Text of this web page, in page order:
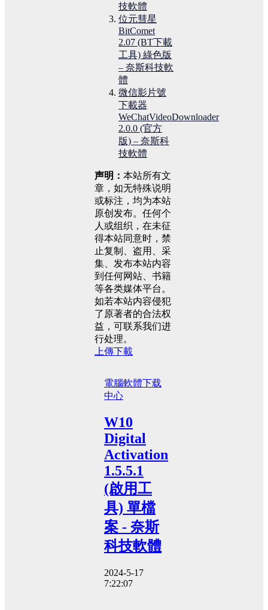
技軟體
位元彗星
BitComet
2.07 (BT下載
工具) 綠色版
– 奈斯科技軟
體
微信影片號
下載器
WeChatVideoDownloader
2.0.0 (官方
版) – 奈斯科
技軟體
声明： 本站所有文
章，如无特殊说明
或标注，均为本站
原创发布。任何个
人或组织，在未征
得本站同意时，禁
止复制、盗用、采
集、发布本站内容
到任何网站、书籍
等各类媒体平台。
如若本站内容侵犯
了原著者的合法权
益，可联系我们进
行处理。
上傳下載
電腦軟體下载
中心
W10
Digital
Activation
1.5.5.1
(啟用工
具) 單檔
案 - 奈斯
科技軟體
2024-5-17
7:22:07